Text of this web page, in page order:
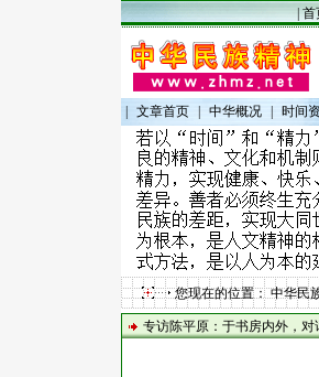
|首
文章首页 中华概况 时间
您现在的位置：中华民
专访陈平原：于书房内外，对